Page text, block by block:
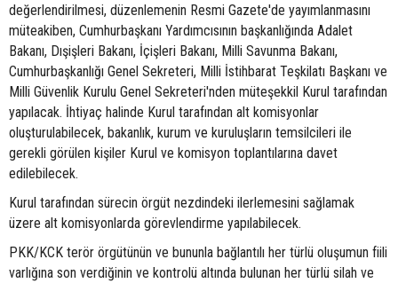
değerlendirilmesi, düzenlemenin Resmi Gazete'de yayımlanmasını
müteakiben, Cumhurbaşkanı Yardımcısının başkanlığında Adalet
Bakanı, Dışişleri Bakanı, İçişleri Bakanı, Milli Savunma Bakanı,
Cumhurbaşkanlığı Genel Sekreteri, Milli İstihbarat Teşkilatı Başkanı ve
Milli Güvenlik Kurulu Genel Sekreteri'nden müteşekkil Kurul tarafından
yapılacak. İhtiyaç halinde Kurul tarafından alt komisyonlar
oluşturulabilecek, bakanlık, kurum ve kuruluşların temsilcileri ile
gerekli görülen kişiler Kurul ve komisyon toplantılarına davet
edilebilecek.
Kurul tarafından sürecin örgüt nezdindeki ilerlemesini sağlamak
üzere alt komisyonlarda görevlendirme yapılabilecek.
PKK/KCK terör örgütünün ve bununla bağlantılı her türlü oluşumun fiili
varlığına son verdiğinin ve kontrolü altında bulunan her türlü silah ve